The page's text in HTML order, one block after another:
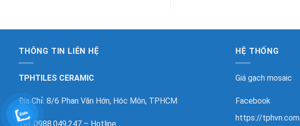
THÔNG TIN LIÊN HỆ
TPHTILES CERAMIC
Địa Chỉ: 8/6 Phan Văn Hớn, Hóc Môn, TPHCM
Tel: 0988.049.247 – Hotline
HỆ THỐNG
Giá gạch mosaic
Facebook
https://tphvn.com